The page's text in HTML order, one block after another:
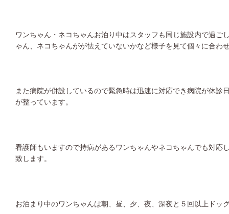
ワンちゃん・ネコちゃんお泊り中はスタッフも同じ施設内で過ご
ゃん、ネコちゃんがが怯えていないかなど様子を見て個々に合わ
また病院が併設しているので緊急時は迅速に対応でき病院が休診
が整っています。
看護師もいますので持病があるワンちゃんやネコちゃんでも対応
致します。
お泊まり中のワンちゃんは朝、昼、夕、夜、深夜と５回以上ドッ